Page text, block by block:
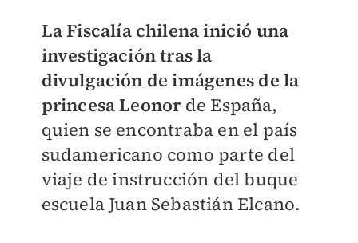
La Fiscalía chilena inició una
investigación tras la
divulgación de imágenes de la
princesa Leonorde España,
quien se encontraba en el país
sudamericano como parte del
viaje de instrucción del buque
escuela Juan Sebastián Elcano.